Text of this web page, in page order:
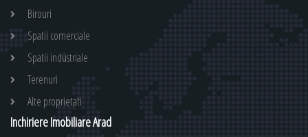
Birouri
Spatii comerciale
Spatii industriale
Terenuri
Alte proprietati
Inchiriere Imobiliare Arad